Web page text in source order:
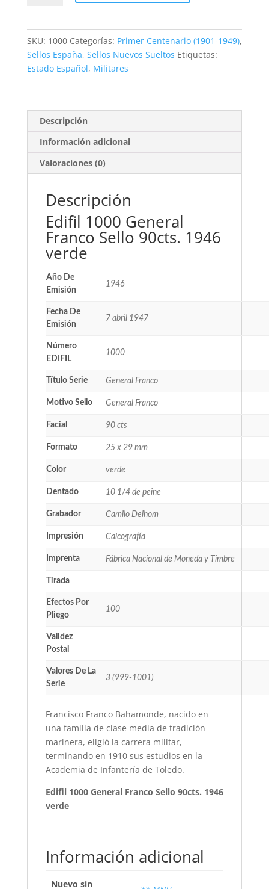
90cts.
SKU: 1000 Categorías: Primer Centenario (1901-1949),
Sellos España, Sellos Nuevos Sueltos Etiquetas:
Estado Español, Militares
Descripción
Información adicional
Valoraciones (0)
Descripción
Edifil 1000 General
Franco Sello 90cts. 1946
verde
Año De
Emisión
1946
Fecha De
Emisión
7 abril 1947
Número
EDIFIL
1000
Título Serie General Franco
Motivo Sello General Franco
Facial 90 cts
Formato 25 x 29 mm
Color verde
Dentado 10 1/4 de peine
Grabador Camilo Delhom
Impresión Calcografía
Imprenta Fábrica Nacional de Moneda y Timbre
Tirada
Efectos Por
Pliego
100
Validez
Postal
Valores De La
Serie
3 (999-1001)
Francisco Franco Bahamonde, nacido en
una familia de clase media de tradición
marinera, eligió la carrera militar,
terminando en 1910 sus estudios en la
Academia de Infantería de Toledo.
Edifil 1000 General Franco Sello 90cts. 1946
verde
Información adicional
Nuevo sin